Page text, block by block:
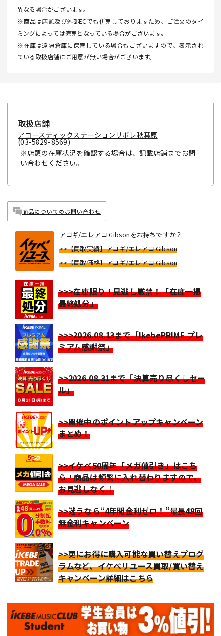
異なる場合がございます。
※商品は店頭及び外部ECでも併売しておりますため、ご注文のタイ
ミングによっては完売となっている場合がございます。
※在庫は遠隔倉庫に保管している場合もございますので、表示され
ている取扱店舗にご用意が無い場合がございます。
取扱店舗
アコースティックステーションリボレ秋葉原
(03-5829-8569)
※店頭の在庫状況を確認する場合は、記載店舗までお問
い合わせください。
商品についてのお問い合わせ
アコギ/エレアコ Gibsonをお持ちですか？
>>【買取実績】アコギ/エレアコ Gibson
>>【買取価格】アコギ/エレアコ Gibson
>>>在庫限り！見逃し厳禁！「在庫一掃
最終処分」
>>>2026.08.13まで「IkebePRIME プレ
ミアム感謝祭」
>>2026.08.31まで「決算売り尽くしセー
ル」
>>開催中のポイントアップキャンペーン
まとめ！
>>イケベ50周年「メガ値引き」はこち
ら！商品は頻繁に入れ替わりますので、
お見逃しなく！
>>迷うなら“4年間金利ゼロ！”最長48回
無金利キャンペーン
>>更にお得に購入可能な買い替えプログ
ラムなど、イケベリユース買取/買い替え
キャンペーン詳細はこちら